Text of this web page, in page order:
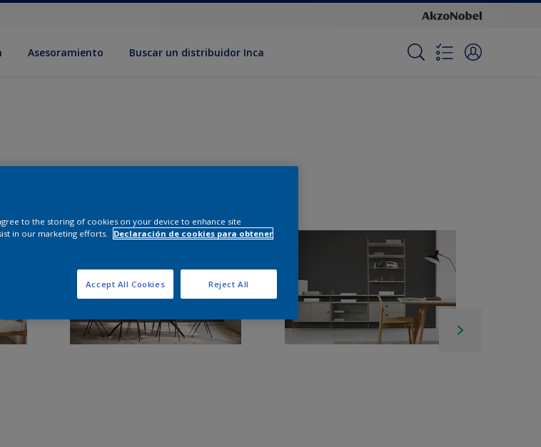
Asesoramiento Buscar un distribuidor Inca
to the storing of cookies on your device to enhance site
in our marketing efforts.
Declaración de cookies para obtener
Reject All
Accept All Cookies